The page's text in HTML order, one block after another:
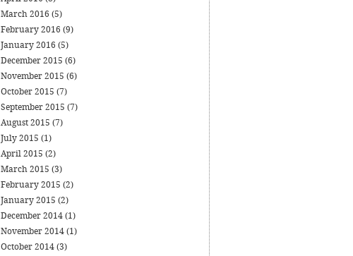
March 2016 (5)
February 2016 (9)
January 2016 (5)
December 2015 (6)
November 2015 (6)
October 2015 (7)
September 2015 (7)
August 2015 (7)
July 2015 (1)
April 2015 (2)
March 2015 (3)
February 2015 (2)
January 2015 (2)
December 2014(1)
November 2014(1)
October 2014(3)